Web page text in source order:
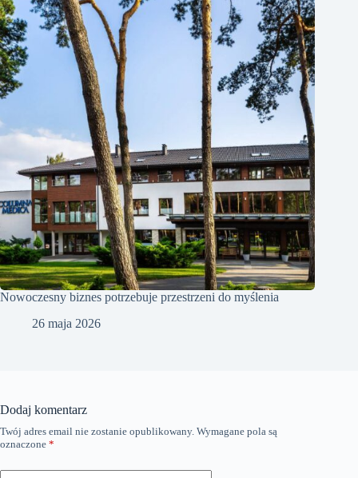
Nowoczesny biznes potrzebuje przestrzeni do myślenia
26 maja 2026
Dodaj komentarz
Twój adres email nie zostanie opublikowany. Wymagane pola są
oznaczone *